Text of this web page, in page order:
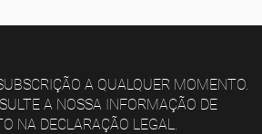
A QUALQUER MOMENTO.
A NOSSA INFORMAÇÃO DE
NA DECLARAÇÃO LEGAL.